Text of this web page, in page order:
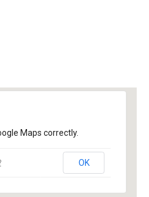
Maps correctly.
OK